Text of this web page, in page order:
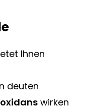
Ihnen
deuten
wirken